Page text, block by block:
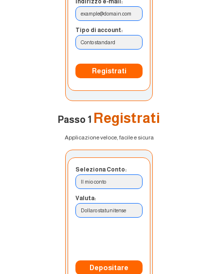
Indirizzo e-mail:
example@domain.com
Tipo di account:
Conto standard
Registrati
Passo 1 Registrati
Applicazione veloce, facile e sicura
Seleziona Conto:
Il mio conto
Valuta:
Dollaro statunitense
Depositare